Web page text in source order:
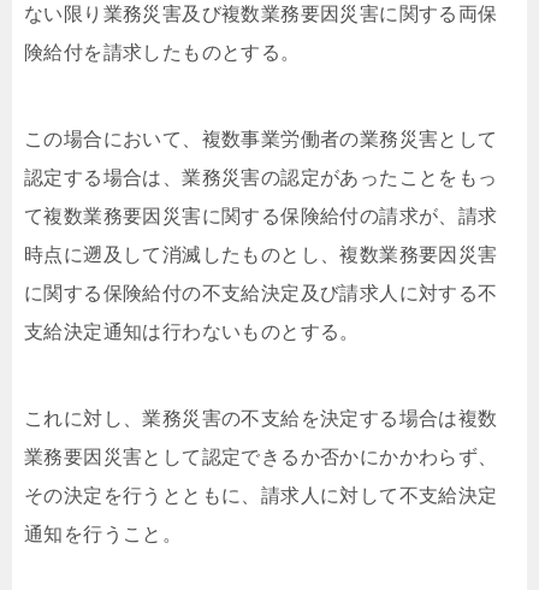
ない限り業務災害及び複数業務要因災害に関する両保
険給付を請求したものとする。
この場合において、複数事業労働者の業務災害として
認定する場合は、業務災害の認定があったことをもっ
て複数業務要因災害に関する保険給付の請求が、請求
時点に遡及して消滅したものとし、複数業務要因災害
に関する保険給付の不支給決定及び請求人に対する不
支給決定通知は行わないものとする。
これに対し、業務災害の不支給を決定する場合は複数
業務要因災害として認定できるか否かにかかわらず、
その決定を行うとともに、請求人に対して不支給決定
通知を行うこと。